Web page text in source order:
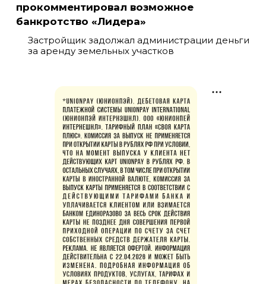
прокомментировал возможное
банкротство «Лидера»
Застройщик задолжал администрации деньги
за аренду земельных участков